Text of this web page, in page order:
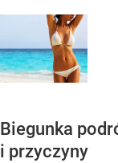
Biegunka
i przyczyny